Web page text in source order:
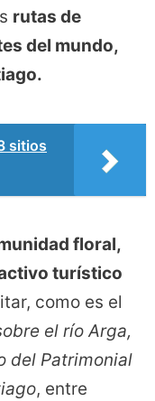
rutas de
del mundo,
sitios
floral,
turístico
como es el
el río Arga,
del Patrimonial
, entre